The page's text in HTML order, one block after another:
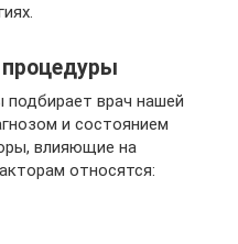
врач нашей
и состоянием
влияющие на
относятся: